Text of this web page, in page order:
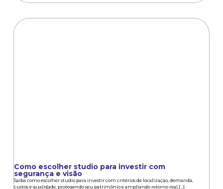
Como escolher studio para investir com
segurança e visão
Saiba como escolher studio para investir com critérios de localização, demanda,
custos e qualidade, protegendo seu patrimônio e ampliando retorno real.[...]